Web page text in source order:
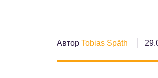
Автор Tobias Späth